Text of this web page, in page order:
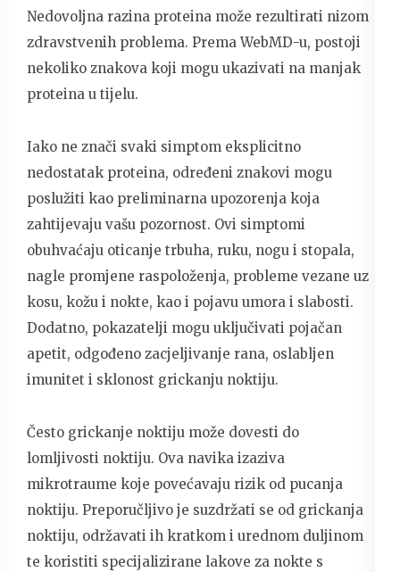
Nedovoljna razina proteina može rezultirati nizom
zdravstvenih problema. Prema WebMD-u, postoji
nekoliko znakova koji mogu ukazivati ​​na manjak
proteina u tijelu.
Iako ne znači svaki simptom eksplicitno
nedostatak proteina, određeni znakovi mogu
poslužiti kao preliminarna upozorenja koja
zahtijevaju vašu pozornost. Ovi simptomi
obuhvaćaju oticanje trbuha, ruku, nogu i stopala,
nagle promjene raspoloženja, probleme vezane uz
kosu, kožu i nokte, kao i pojavu umora i slabosti.
Dodatno, pokazatelji mogu uključivati ​​pojačan
apetit, odgođeno zacjeljivanje rana, oslabljen
imunitet i sklonost grickanju noktiju.
Često grickanje noktiju može dovesti do
lomljivosti noktiju. Ova navika izaziva
mikrotraume koje povećavaju rizik od pucanja
noktiju. Preporučljivo je suzdržati se od grickanja
noktiju, održavati ih kratkom i urednom duljinom
te koristiti specijalizirane lakove za nokte s